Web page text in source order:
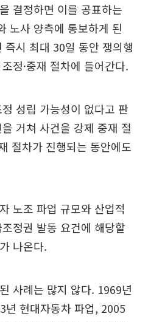
결정하면 이를 공표하는
노사 양측에 통보하게 된
즉시 최대 30일 동안 쟁의행
정·중재 절차에 들어간다.
성립 가능성이 없다고 판
거쳐 사건을 강제 중재 절
절차가 진행되는 동안에도
노조 파업 규모와 산업적
정권 발동 요건에 해당할
나온다.
사례는 많지 않다. 1969년
년 현대자동차 파업, 2005